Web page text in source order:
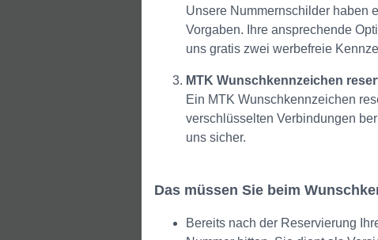
Unsere Nummernschilder haben
Vorgaben. Ihre ansprechende
uns gratis zwei werbefreie
MTK Wunschkennzeichen
Ein MTK Wunschkennzeichen
verschlüsselten Verbindungen
uns sicher.
Das müssen Sie beim
Bereits nach der Reservierung